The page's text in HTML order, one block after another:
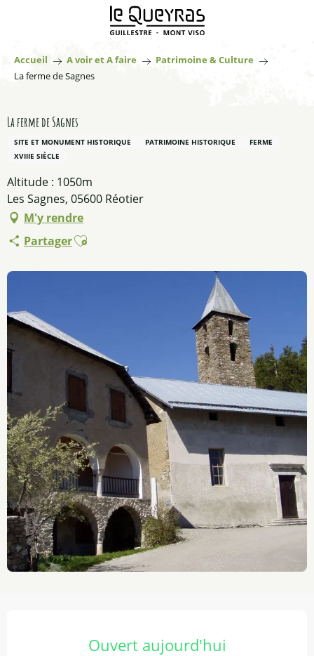
principal
Accueil A voir et A faire
Patrimoine & Culture
La ferme de Sagnes
La ferme de Sagnes
SITE ET MONUMENT HISTORIQUE PATRIMOINE HISTORIQUE
FERME
XVIIIE SIÈCLE
Altitude : 1050m
Les Sagnes, 05600 Réotier
M'y rendre
PartagerAjouter aux favoris
Ouvert aujourd'hui